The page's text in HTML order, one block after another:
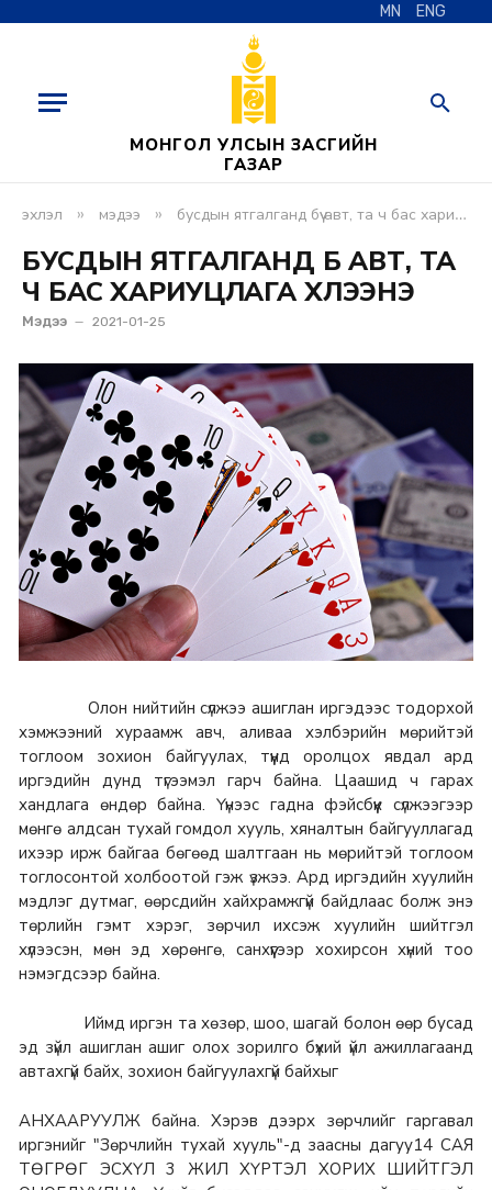
MN ENG
МОНГОЛ УЛСЫН ЗАСГИЙН
ГАЗАР
эхлэл » мэдээ » бусдын ятгалганд бүү авт, та ч бас хариуцлага хүлээнэ
БУСДЫН ЯТГАЛГАНД БҮҮ АВТ, ТА
Ч БАС ХАРИУЦЛАГА ХҮЛЭЭНЭ
Мэдээ 2021-01-25
Олон нийтийн сүлжээ ашиглан иргэдээс тодорхой
хэмжээний хураамж авч, аливаа хэлбэрийн мөрийтэй
тоглоом зохион байгуулах, түүнд оролцох явдал ард
иргэдийн дунд түгээмэл гарч байна. Цаашид ч гарах
хандлага өндөр байна. Үүнээс гадна фэйсбүүк сүлжээгээр
мөнгө алдсан тухай гомдол хууль, хяналтын байгууллагад
ихээр ирж байгаа бөгөөд шалтгаан нь мөрийтэй тоглоом
тоглосонтой холбоотой гэж үзжээ. Ард иргэдийн хуулийн
мэдлэг дутмаг, өөрсдийн хайхрамжгүй байдлаас болж энэ
төрлийн гэмт хэрэг, зөрчил ихсэж хуулийн шийтгэл
хүлээсэн, мөн эд хөрөнгө, санхүүгээр хохирсон хүний тоо
нэмэгдсээр байна.
Иймд иргэн та хөзөр, шоо, шагай болон өөр бусад
эд зүйл ашиглан ашиг олох зорилго бүхий үйл ажиллагаанд
автахгүй байх, зохион байгуулахгүй байхыг
АНХААРУУЛЖ байна. Хэрэв дээрх зөрчлийг гаргавал
иргэнийг "Зөрчлийн тухай хууль"-д заасны дагуу14 САЯ
ТӨГРӨГ ЭСХҮЛ 3 ЖИЛ ХҮРТЭЛ ХОРИХ ШИЙТГЭЛ